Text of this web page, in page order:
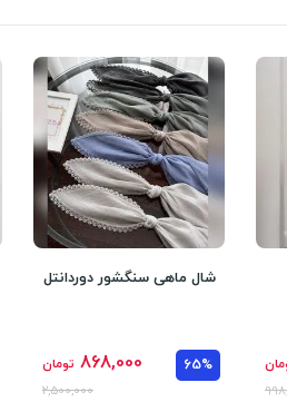
شال ماهی سنگشور دوردانتل
65%
868,000 تومان
2,500,000